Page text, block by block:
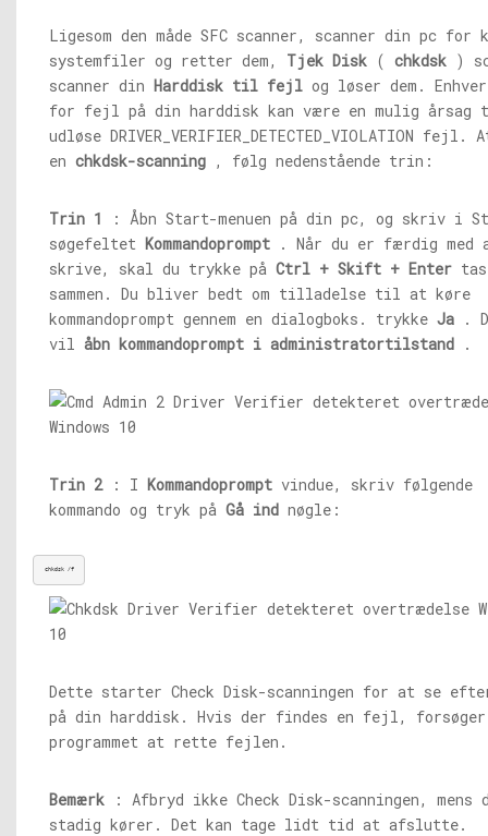
Ligesom den måde SFC scanner, scanner din pc for
systemfiler og retter dem, Tjek Disk ( chkdsk )
scanner din Harddisk til fejl og løser dem.
for fejl på din harddisk kan være en mulig
udløse DRIVER_VERIFIER_DETECTED_VIOLATION fejl.
en chkdsk-scanning , følg nedenstående trin:
Trin 1
: Åbn Start-menuen på din pc, og skriv i
søgefeltet Kommandoprompt . Når du er færdig med
skrive, skal du trykke på Ctrl + Skift + Enter
sammen. Du bliver bedt om tilladelse til at køre
kommandoprompt gennem en dialogboks. trykke Ja .
vil åbn kommandoprompt i administratortilstand .
Trin 2: I Kommandoprompt vindue, skriv følgende
kommando og tryk på Gå ind nøgle:
chkdsk /f
Dette starter Check Disk-scanningen for at se
på din harddisk. Hvis der findes en fejl, forsøger
programmet at rette fejlen.
Bemærk : Afbryd ikke Check Disk-scanningen, mens
stadig kører. Det kan tage lidt tid at afslutte.